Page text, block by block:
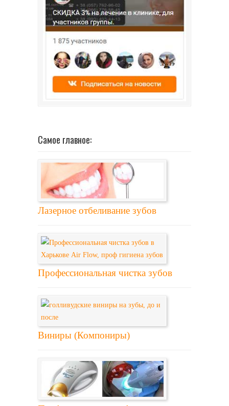
Самое главное:
Лазерное отбеливание зубов
Профессиональная чистка зубов
Виниры (Компониры)